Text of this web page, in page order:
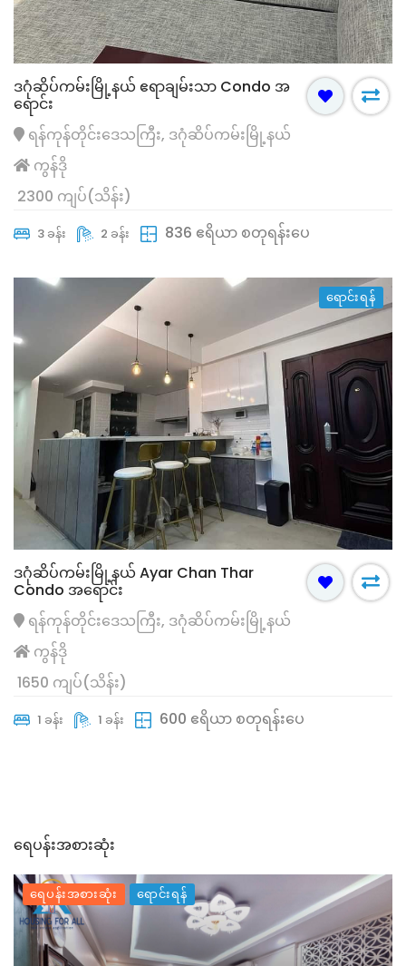
ဒဂုံဆိပ်ကမ်းမြို့နယ် ဧရာချမ်းသာ Condo အ
ရောင်း
ရန်ကုန်တိုင်းဒေသကြီး, ဒဂုံဆိပ်ကမ်းမြို့နယ်
ကွန်ဒို
2300 ကျပ်(သိန်း)
3 ခန်း 2 ခန်း 836 ဧရိယာ စတုရန်းပေ
ရောင်းရန်
ဒဂုံဆိပ်ကမ်းမြို့နယ် Ayar Chan Thar
Condo အရောင်း
ရန်ကုန်တိုင်းဒေသကြီး, ဒဂုံဆိပ်ကမ်းမြို့နယ်
ကွန်ဒို
1650 ကျပ်(သိန်း)
1 ခန်း 1 ခန်း 600 ဧရိယာ စတုရန်းပေ
ရေပန်းအစားဆုံး
ရေပန်းအစားဆုံး ရောင်းရန်